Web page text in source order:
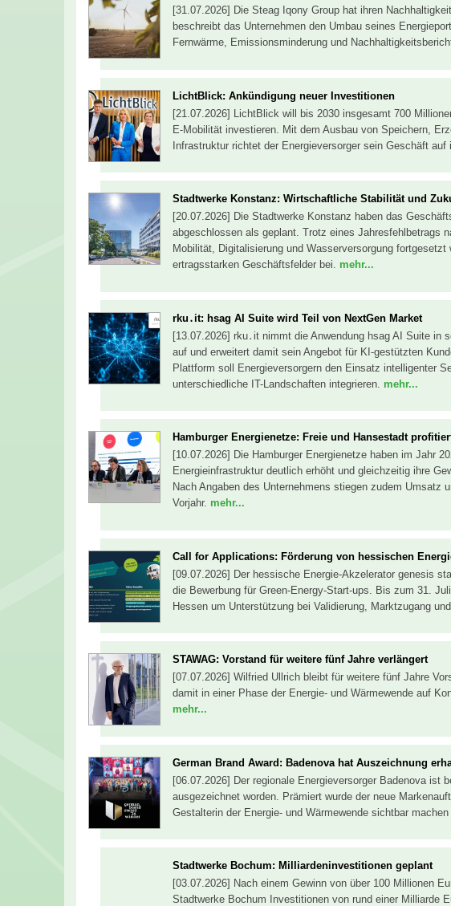
[31.07.2026] Die Steag Iqony Group hat ihren
beschreibt das Unternehmen den Umbau seines
Fernwärme, Emissionsminderung und
LichtBlick: Ankündigung neuer Investitionen
[21.07.2026] LichtBlick will bis 2030 insgesamt 700
E-Mobilität investieren. Mit dem Ausbau von Speichern,
Infrastruktur richtet der Energieversorger sein Geschäft auf
Stadtwerke Konstanz: Wirtschaftliche Stabilität und
[20.07.2026] Die Stadtwerke Konstanz haben das
abgeschlossen als geplant. Trotz eines Jahresfehlbetrags
Mobilität, Digitalisierung und Wasserversorgung
ertragsstarken Geschäftsfelder bei. mehr...
rku․it: hsag AI Suite wird Teil von NextGen Market
[13.07.2026] rku․it nimmt die Anwendung hsag AI Suite in
auf und erweitert damit sein Angebot für KI-gestützten
Plattform soll Energieversorgern den Einsatz intelligenter
unterschiedliche IT-Landschaften integrieren. mehr...
Hamburger Energienetze: Freie und Hansestadt
[10.07.2026] Die Hamburger Energienetze haben im Jahr
Energieinfrastruktur deutlich erhöht und gleichzeitig ihre
Nach Angaben des Unternehmens stiegen zudem Umsatz
Vorjahr. mehr...
Call for Applications: Förderung von hessischen
[09.07.2026] Der hessische Energie-Akzelerator genesis
die Bewerbung für Green-Energy-Start-ups. Bis zum 31.
Hessen um Unterstützung bei Validierung, Marktzugang
STAWAG: Vorstand für weitere fünf Jahre verlängert
[07.07.2026] Wilfried Ullrich bleibt für weitere fünf Jahre
damit in einer Phase der Energie- und Wärmewende auf
mehr...
German Brand Award: Badenova hat Auszeichnung
[06.07.2026] Der regionale Energieversorger Badenova ist
ausgezeichnet worden. Prämiert wurde der neue
Gestalterin der Energie- und Wärmewende sichtbar machen
Stadtwerke Bochum: Milliardeninvestitionen geplant
[03.07.2026] Nach einem Gewinn von über 100 Millionen
Stadtwerke Bochum Investitionen von rund einer Milliarde